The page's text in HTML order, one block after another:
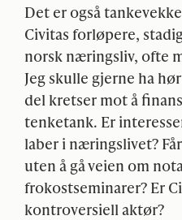
Det er også
Civitas forløpere,
norsk næringsliv, ofte
Jeg skulle gjerne ha
del kretser mot å
tenketank. Er
laber i næringslivet?
uten å gå veien om
frokostseminarer? Er
kontroversiell aktør?